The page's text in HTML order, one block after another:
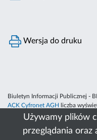
Używamy plików
przeglądania oraz
Wersja do druku
Biuletyn Informacji Publicznej -
ACK Cyfronet AGH
liczba